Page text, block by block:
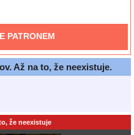
PATRONEM
Až na to, že neexistuje.
že neexistuje